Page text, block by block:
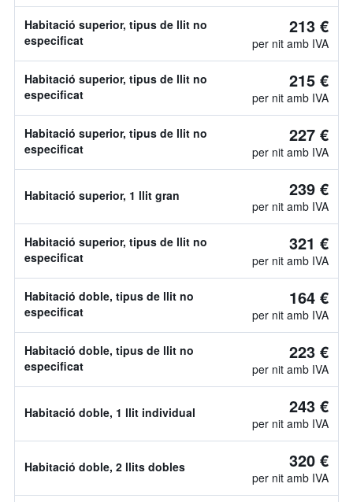
Habitació superior, tipus de llit no
especificat
213 €
per nit amb IVA
Habitació superior, tipus de llit no
especificat
215 €
per nit amb IVA
Habitació superior, tipus de llit no
especificat
227 €
per nit amb IVA
Habitació superior, 1 llit gran 239 €
per nit amb IVA
Habitació superior, tipus de llit no
especificat
321 €
per nit amb IVA
Habitació doble, tipus de llit no
especificat
164 €
per nit amb IVA
Habitació doble, tipus de llit no
especificat
223 €
per nit amb IVA
Habitació doble, 1 llit individual 243 €
per nit amb IVA
Habitació doble, 2 llits dobles 320 €
per nit amb IVA